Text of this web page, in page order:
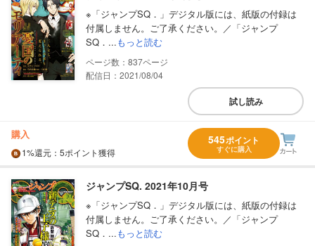
※「ジャンプSQ．」デジタル版には、紙版の付録は
付属しません。ご了承ください。／「ジャンプ
SQ．...もっと読む
837
配信日：2021/08/04
試し読み
購入
1%還元 ：5ポイント獲得
545ポイント
すぐに購入
ジャンプSQ. 2021年10月号
※「ジャンプSQ．」デジタル版には、紙版の付録は
付属しません。ご了承ください。／「ジャンプ
SQ．...もっと読む